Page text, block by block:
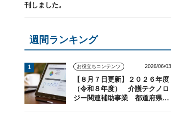
刊しました。
週間ランキング
お役立ちコンテンツ 2026/06/03
【８月７日更新】２０２６年度
（令和８年度） 介護テクノロ
ジー関連補助事業 都道府県の